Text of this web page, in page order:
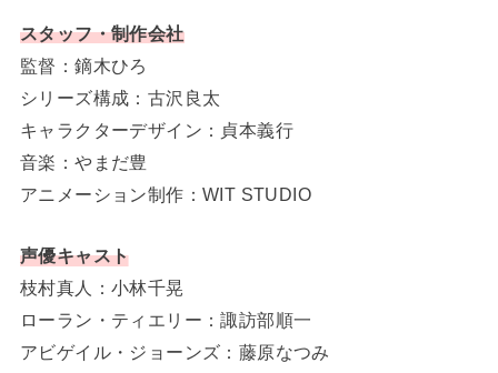
スタッフ・制作会社
監督：鏑木ひろ
シリーズ構成：古沢良太
キャラクターデザイン：貞本義行
音楽：やまだ豊
アニメーション制作：WIT STUDIO
声優キャスト
枝村真人：小林千晃
ローラン・ティエリー：諏訪部順一
アビゲイル・ジョーンズ：藤原なつみ